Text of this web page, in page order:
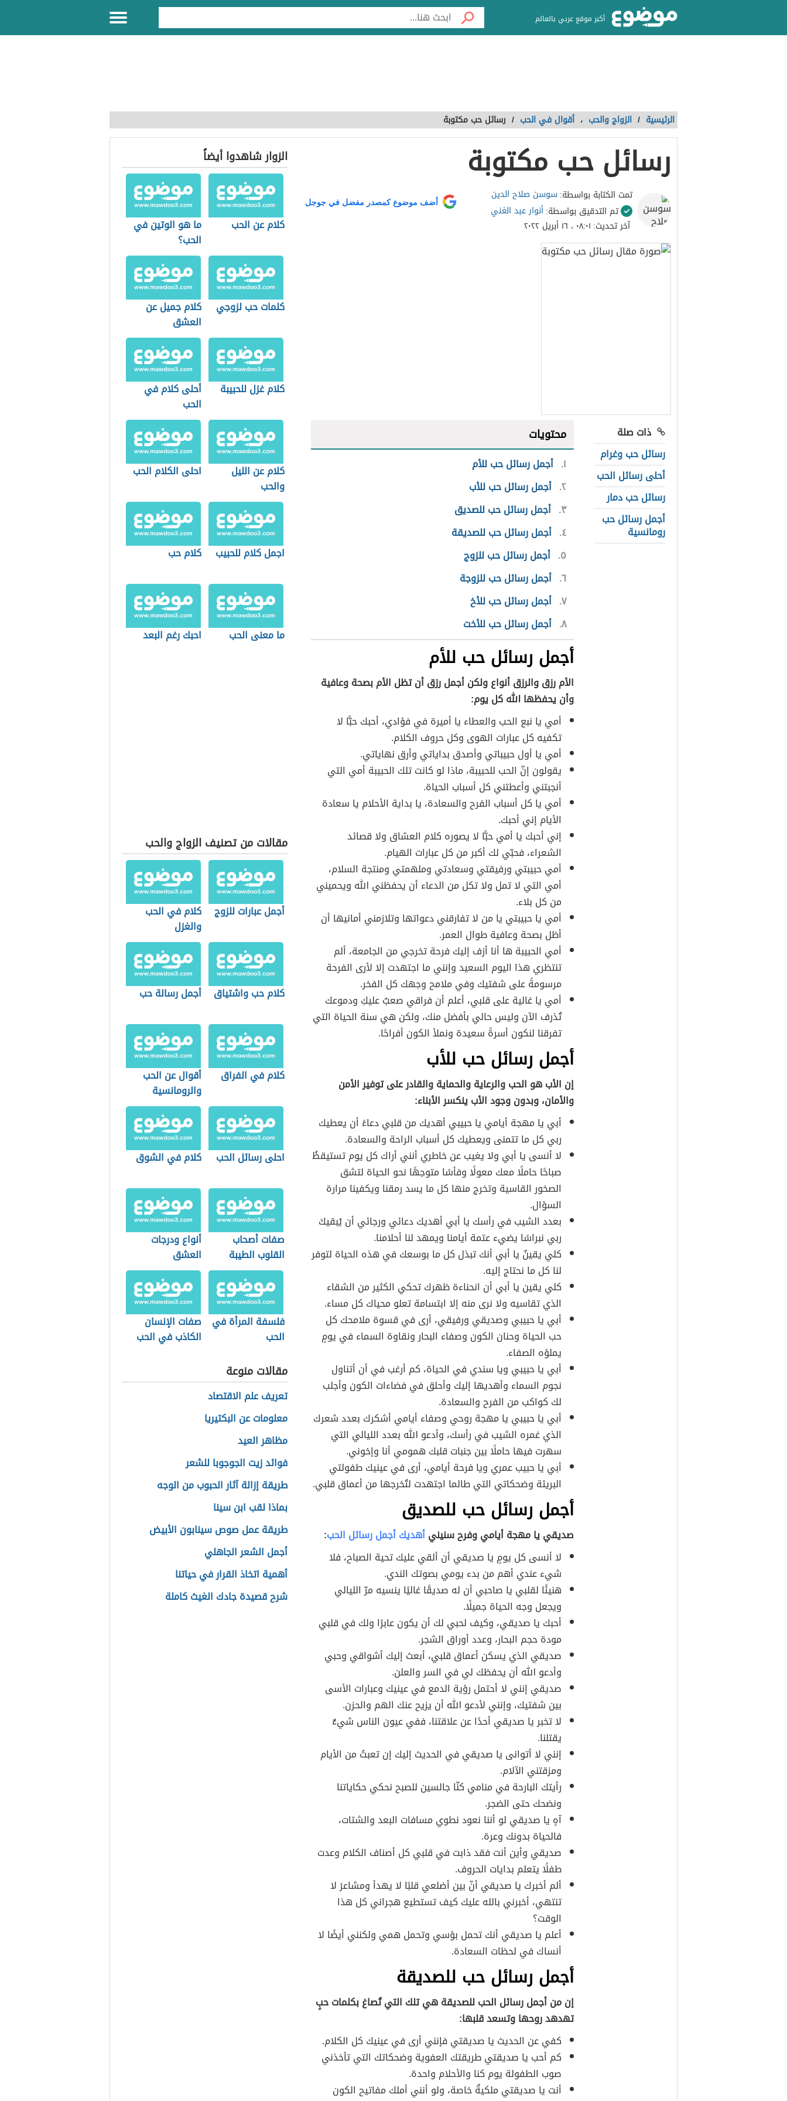
أكبر موقع عربي بالعالم
الرئيسية / الزواج والحب ، أقوال في الحب / رسائل حب مكتوبة
رسائل حب مكتوبة
تمت الكتابة بواسطة:سوسن صلاح الدين
تم التدقيق بواسطة:أنوار عبد الغني
آخر تحديث: ٠٨:٠١ ، ١٦ أبريل ٢٠٢٢
أضف موضوع كمصدر مفضل في جوجل
ذات صلة
رسائل حب وغرام
أحلى رسائل الحب
رسائل حب دمار
أجمل رسائل حب
رومانسية
محتويات
١ أجمل رسائل حب للأم
٢ أجمل رسائل حب للأب
٣ أجمل رسائل حب للصديق
٤ أجمل رسائل حب للصديقة
٥ أجمل رسائل حب للزوج
٦ أجمل رسائل حب للزوجة
٧ أجمل رسائل حب للأخ
٨ أجمل رسائل حب للأخت
أجمل رسائل حب للأم
الأم رزق والرزق أنواع ولكن أجمل رزق أن تظل الأم بصحة وعافية
وأن يحفظها الله كل يوم:
أمي يا نبع الحب والعطاء يا أميرة في فؤادي، أحبك حبًّا لا
تكفيه كل عبارات الهوى وكل حروف الكلام.
أمي يا أول حبيباتي وأصدق بداياتي وأرق نهاياتي.
يقولون إنّ الحب للحبيبة، ماذا لو كانت تلك الحبيبة أمي التي
أنجبتني وأعطتني كل أسباب الحياة.
أمي يا كل أسباب الفرح والسعادة، يا بداية الأحلام يا سعادة
الأيام إني أحبك.
إني أحبك يا أمي حبًّا لا يصوره كلام العشاق ولا قصائد
الشعراء، فحبّي لك أكبر من كل عبارات الهيام.
أمي حبيبتي ورفيقتي وسعادتي وملهمتي ومنتجة السلام،
أمي التي لا تمل ولا تكل من الدعاء أن يحفظني الله ويحميني
من كل بلاء.
أمي يا حبيبتي يا من لا تفارقني دعواتها وتلازمني أمانيها أن
أظل بصحة وعافية طوال العمر.
أمي الحبيبة ها أنا أزف إليك فرحة تخرجي من الجامعة، ألم
تنتظري هذا اليوم السعيد وإنني ما اجتهدت إلا لأرى الفرحة
مرسومةً على شفتيك وفي ملامح وجهك كل الفخر.
أمي يا غالية على قلبي، أعلم أن فراقي صعبٌ عليكِ ودموعك
تُذرف الآن وليس حالي بأفضل منك، ولكن هي سنة الحياة التي
تفرقنا لنكون أسرةً سعيدة ونملأ الكون أفراحًا.
أجمل رسائل حب للأب
إن الأب هو الحب والرعاية والحماية والقادر على توفير الأمن
والأمان، وبدون وجود الأب ينكسر الأبناء:
أبي يا مهجة أيامي يا حبيبي أهديك من قلبي دعاءً أن يعطيك
ربي كل ما تتمنى ويعطيك كل أسباب الراحة والسعادة.
لا أنسى يا أبي ولا يغيب عن خاطري أنني أراك كل يوم تستيقظُ
صباحًا حاملًا معك معولًا وفأسًا متوجهًا نحو الحياة لتشق
الصخور القاسية وتخرج منها كل ما يسد رمقنا ويكفينا مرارة
السؤال.
بعدد الشيب في رأسك يا أبي أهديك دعائي ورجائي أن يُبقيكَ
ربي نبراسًا يضيء عتمة أيامنا ويمهد لنا أحلامنا.
كلي يقينٌ يا أبي أنك تبذل كل ما بوسعك في هذه الحياة لتوفر
لنا كل ما نحتاج إليه.
كلي يقين يا أبي أن انحناءة ظهرك تحكي الكثير من الشقاء
الذي تقاسيه ولا نرى منه إلا ابتسامة تعلو محياك كل مساء.
أبي يا حبيبي وصديقي ورفيقي، أرى في قسوة ملامحك كل
حب الحياة وحنان الكون وصفاء البحار ونقاوة السماء في يومٍ
يملؤه الصفاء.
أبي يا حبيبي ويا سندي في الحياة، كم أرغب في أن أتناول
نجوم السماء وأهديها إليك وأحلق في فضاءات الكون وأجلب
لك كواكب من الفرح والسعادة.
أبي يا حبيبي يا مهجة روحي وصفاء أيامي أشكرك بعدد شعرك
الذي غمره الشيب في رأسك، وأدعو الله بعدد الليالي التي
سهرت فيها حاملًا بين جنبات قلبك همومي أنا وإخوني.
أبي يا حبيب عمري ويا فرحة أيامي، أرى في عينيك طفولتي
البريئة وضحكاتي التي طالما اجتهدت لتُخرجها من أعماق قلبي.
أجمل رسائل حب للصديق
صديقي يا مهجة أيامي وفرح سنينيأهديك أجمل رسائل الحب:
لا أنسى كل يومٍ يا صديقي أن ألقي عليك تحية الصباح، فلا
شيء عندي أهم من بدء يومي بصوتك الندي.
هنيئًا لقلبي يا صاحبي أن له صديقًا غاليًا ينسيه مرّ الليالي
ويجعل وجه الحياة جميلًا.
أحبك يا صديقي، وكيف لحبي لك أن يكون عابرًا ولك في قلبي
مودة حجم البحار، وعدد أوراق الشجر.
صديقي الذي يسكن أعماق قلبي، أبعث إليك أشواقي وحبي
وأدعو الله أن يحفظك لي في السر والعلن.
صديقي إنني لا أحتمل رؤية الدمع في عينيك وعبارات الأسى
بين شفتيك، وإنني لأدعو الله أن يزيح عنك الهم والحزن.
لا تخبر يا صديقي أحدًا عن علاقتنا، ففي عيون الناس شيءٌ
يقتلنا.
إنني لا أتوانى يا صديقي في الحديث إليك إن تعبتُ من الأيام
ومزقتني الآلام.
رأيتك البارحة في منامي كنّا جالسين للصبح نحكي حكاياتنا
ونضحك حتى الضجر.
آهٍ يا صديقي لو أننا نعود نطوي مسافات البعد والشتات،
فالحياة بدونك وعرة.
صديقي وأين أنت فقد ذابت في قلبي كل أصناف الكلام وعدت
طفلًا يتعلم بدايات الحروف.
ألم أخبرك يا صديقي أنّ بين أضلعي قلبًا لا يهدأ ومشاعرَ لا
تنتهي، أخبرني بالله عليك كيف تستطيع هجراني كل هذا
الوقت؟
أعلم يا صديقي أنك تحمل بؤسي وتحمل همي ولكنني أيضًا لا
أنساك في لحظات السعادة.
أجمل رسائل حب للصديقة
إن من أجمل رسائل الحب للصديقة هي تلك التي تُصاغ بكلمات حبٍ
تهدهد روحها وتسعد قلبها:
كفي عن الحديث يا صديقتي فإنني أرى في عينيك كل الكلام.
كم أحب يا صديقتي طريقتك العفوية وضحكاتك التي تأخذني
صوب الطفولة يوم كنا والأحلام واحدة.
أنت يا صديقتي ملكيةٌ خاصة، ولو أنني أملك مفاتيح الكون
الزوار شاهدوا أيضاً
كلام عن الحب
ما هو الوتين في
الحب؟
كلمات حب لزوجي
كلام جميل عن
العشق
كلام غزل للحبيبة
أحلى كلام في
الحب
كلام عن الليل
والحب
احلى الكلام الحب
اجمل كلام للحبيب كلام حب
ما معنى الحب احبك رغم البعد
مقالات من تصنيف الزواج والحب
أجمل عبارات للزوج
كلام في الحب
والغزل
كلام حب واشتياق أجمل رسالة حب
كلام في الفراق
أقوال عن الحب
والرومانسية
احلى رسائل الحب كلام في الشوق
صفات أصحاب
القلوب الطيبة
أنواع ودرجات
العشق
فلسفة المرأة في
الحب
صفات الإنسان
الكاذب في الحب
مقالات منوعة
تعريف علم الاقتصاد
معلومات عن البكتيريا
مظاهر العيد
فوائد زيت الجوجوبا للشعر
طريقة إزالة آثار الحبوب من الوجه
بماذا لقب ابن سينا
طريقة عمل صوص سينابون الأبيض
أجمل الشعر الجاهلي
أهمية اتخاذ القرار في حياتنا
شرح قصيدة جادك الغيث كاملة